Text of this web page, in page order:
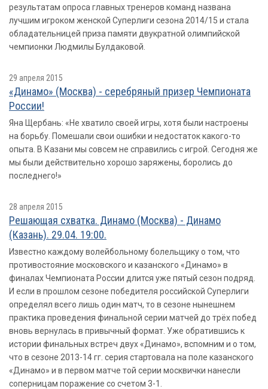
результатам опроса главных тренеров команд названа
лучшим игроком женской Суперлиги сезона 2014/15 и стала
обладательницей приза памяти двукратной олимпийской
чемпионки Людмилы Булдаковой.
29 апреля 2015
«Динамо» (Москва) - серебряный призер Чемпионата
России!
Яна Щербань: «Не хватило своей игры, хотя были настроены
на борьбу. Помешали свои ошибки и недостаток какого-то
опыта. В Казани мы совсем не справились с игрой. Сегодня же
мы были действительно хорошо заряжены, боролись до
последнего!»
28 апреля 2015
Решающая схватка. Динамо (Москва) - Динамо
(Казань). 29.04. 19:00.
Известно каждому волейбольному болельщику о том, что
противостояние московского и казанского «Динамо» в
финалах Чемпионата России длится уже пятый сезон подряд.
И если в прошлом сезоне победителя российской Суперлиги
определял всего лишь один матч, то в сезоне нынешнем
практика проведения финальной серии матчей до трёх побед
вновь вернулась в привычный формат. Уже обратившись к
истории финальных встреч двух «Динамо», вспомним и о том,
что в сезоне 2013-14 гг. серия стартовала на поле казанского
«Динамо» и в первом матче той серии москвички нанесли
соперницам поражение со счетом 3-1.